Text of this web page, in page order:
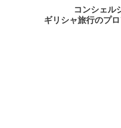
コンシェル
ギリシャ旅行のプ